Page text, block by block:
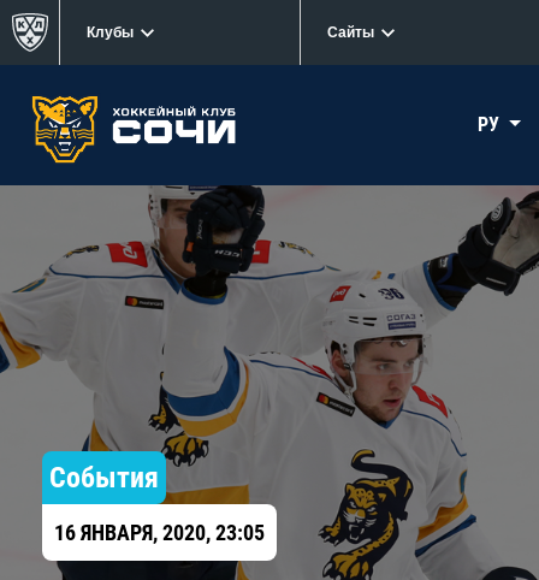
Клубы Сайты
РУ
События
16 ЯНВАРЯ, 2020, 23:05